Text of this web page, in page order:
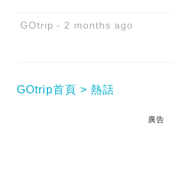
GOtrip 2 months ago
GOtrip首頁 熱話
廣告